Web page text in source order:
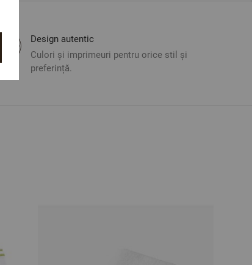
Design autentic
Culori și imprimeuri pentru orice stil și
preferință.